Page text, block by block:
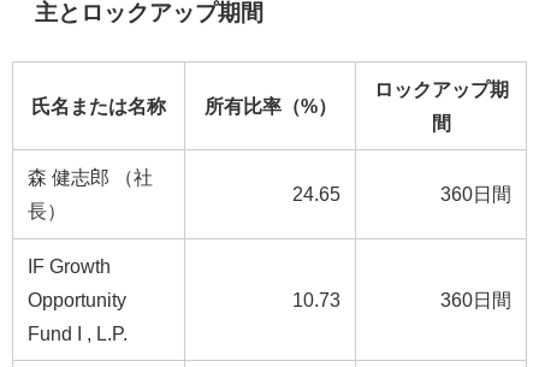
主とロックアップ期間
氏名または名称 所有比率（%）
ロックアップ期
間
森 健志郎 （社
長）
24.65 360日間
IF Growth
Opportunity
Fund I , L.P.
10.73 360日間